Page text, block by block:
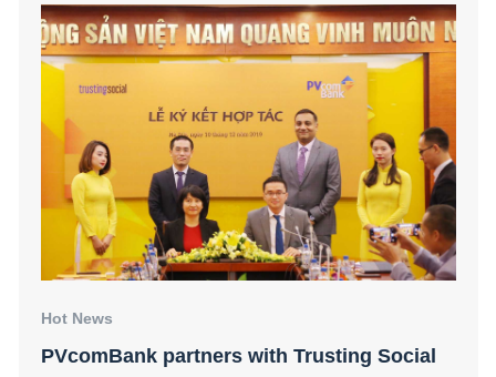
Hot News
PVcomBank partners with Trusting Social